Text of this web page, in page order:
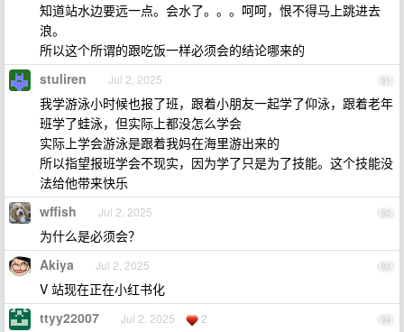
知道站水边要远一点。会水了。。。呵呵，恨不得马上跳进去
浪。
所以这个所谓的跟吃饭一样必须会的结论哪来的
91
stuliren Jul 2, 2025
我学游泳小时候也报了班，跟着小朋友一起学了仰泳，跟着老年
班学了蛙泳，但实际上都没怎么学会
实际上学会游泳是跟着我妈在海里游出来的
所以指望报班学会不现实，因为学了只是为了技能。这个技能没
法给他带来快乐
92
wffish Jul 2, 2025
为什么是必须会？
93
Akiya Jul 2, 2025
V 站现在正在小红书化
94
ttyy22007 Jul 2, 2025 2